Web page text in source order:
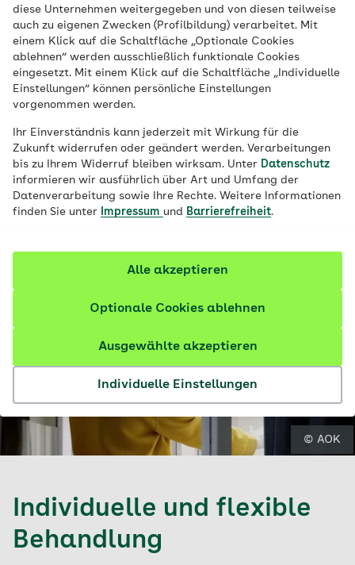
diese Unternehmen weitergegeben und von diesen teilweise
auch zu eigenen Zwecken (Profilbildung) verarbeitet. Mit
einem Klick auf die Schaltfläche „Optionale Cookies
ablehnen“ werden ausschließlich funktionale Cookies
eingesetzt. Mit einem Klick auf die Schaltfläche „Individuelle
Einstellungen“ können persönliche Einstellungen
vorgenommen werden.
Ihr Einverständnis kann jederzeit mit Wirkung für die
Zukunft widerrufen oder geändert werden. Verarbeitungen
bis zu Ihrem Widerruf bleiben wirksam. Unter Datenschutz
informieren wir ausführlich über Art und Umfang der
Datenverarbeitung sowie Ihre Rechte. Weitere Informationen
finden Sie unter
Impressum und Barrierefreiheit.
Individuelle Einstellungen
Ausgewählte akzeptieren
Optionale Cookies ablehnen
Alle akzeptieren
Die AOK Niedersachsen beteiligt sich
zusammen mit der Psychiatrische Klinik in
Lüneburg an einem Modellvorhaben, um
die Versorgungsqualität von psychisch
erkrankten Menschen zu verbessern. Es
handelt sich um ein exklusives und
kostenfreies Angebot für Mitglieder der
AOK Niedersachsen.
© AOK
Individuelle und flexible
Behandlung